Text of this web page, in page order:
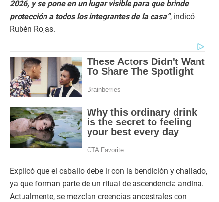
2026, y se pone en un lugar visible para que brinde
protección a todos los integrantes de la casa”, indicó
Rubén Rojas.
Explicó que el caballo debe ir con la bendición y challado,
ya que forman parte de un ritual de ascendencia andina.
Actualmente, se mezclan creencias ancestrales con